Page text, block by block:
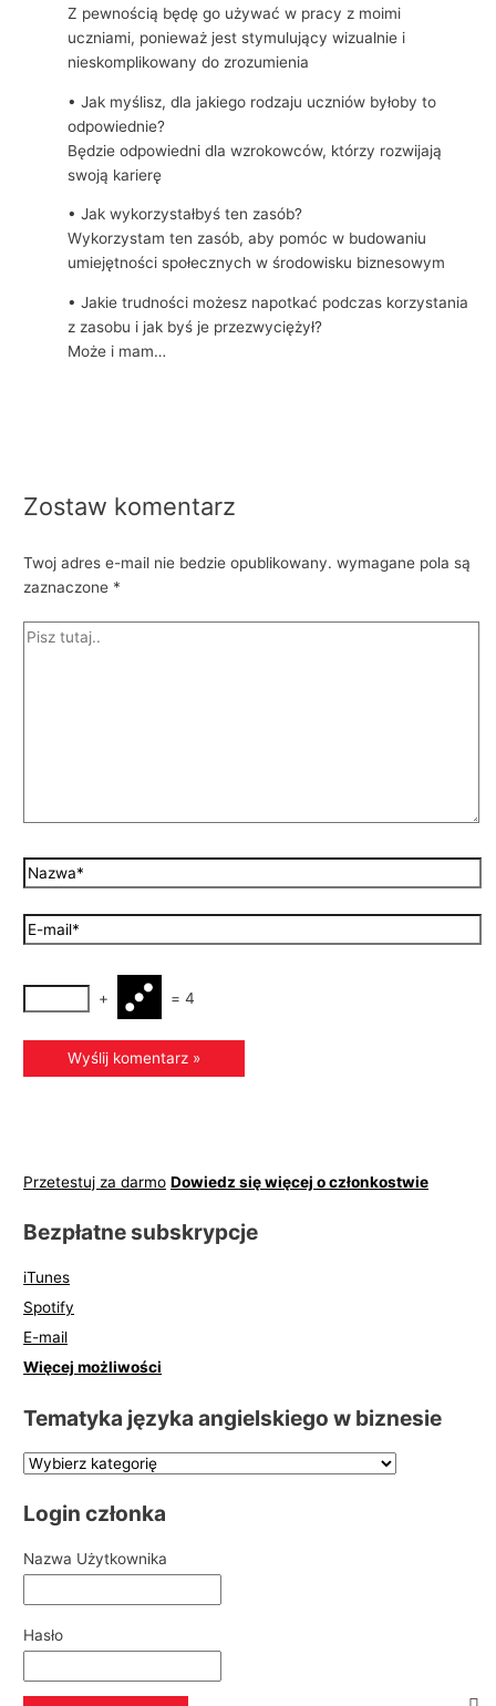
Z pewnością będę go używać w pracy z moimi
uczniami, ponieważ jest stymulujący wizualnie i
nieskomplikowany do zrozumienia
• Jak myślisz, dla jakiego rodzaju uczniów byłoby to
odpowiednie?
Będzie odpowiedni dla wzrokowców, którzy rozwijają
swoją karierę
• Jak wykorzystałbyś ten zasób?
Wykorzystam ten zasób, aby pomóc w budowaniu
umiejętności społecznych w środowisku biznesowym
• Jakie trudności możesz napotkać podczas korzystania
z zasobu i jak byś je przezwyciężył?
Może i mam…
Zostaw komentarz
Twoj adres e-mail nie bedzie opublikowany. wymagane pola są
zaznaczone *
+ = 4
Przetestuj za darmo Dowiedz się więcej o członkostwie
Bezpłatne subskrypcje
iTunes
Spotify
E-mail
Więcej możliwości
Tematyka języka angielskiego w biznesie
Login członka
Nazwa Użytkownika
Hasło